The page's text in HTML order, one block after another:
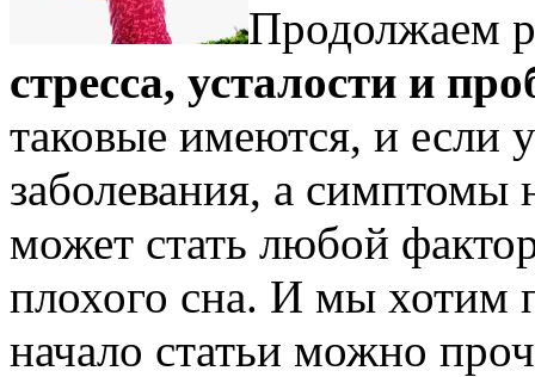
Продолжаем
стресса, усталости и
таковые имеются, и если
заболевания, а
может стать любой
плохого сна. И мы хотим
начало статьи можно